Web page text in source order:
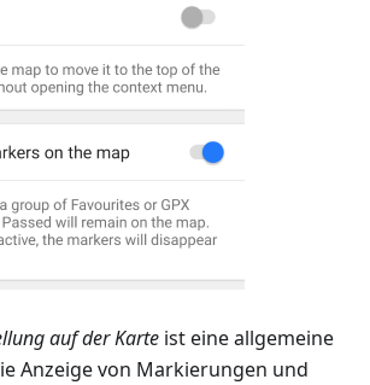
auf der Karte ist eine allgemeine
Anzeige von Markierungen und